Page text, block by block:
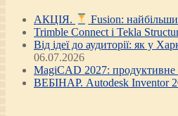
АКЦІЯ. Fusion:
Trimble Connect і Tekla
Від ідеї до аудиторії: як у
06.07.2026
MagiCAD 2027:
ВЕБІНАР. Autodesk Inventor